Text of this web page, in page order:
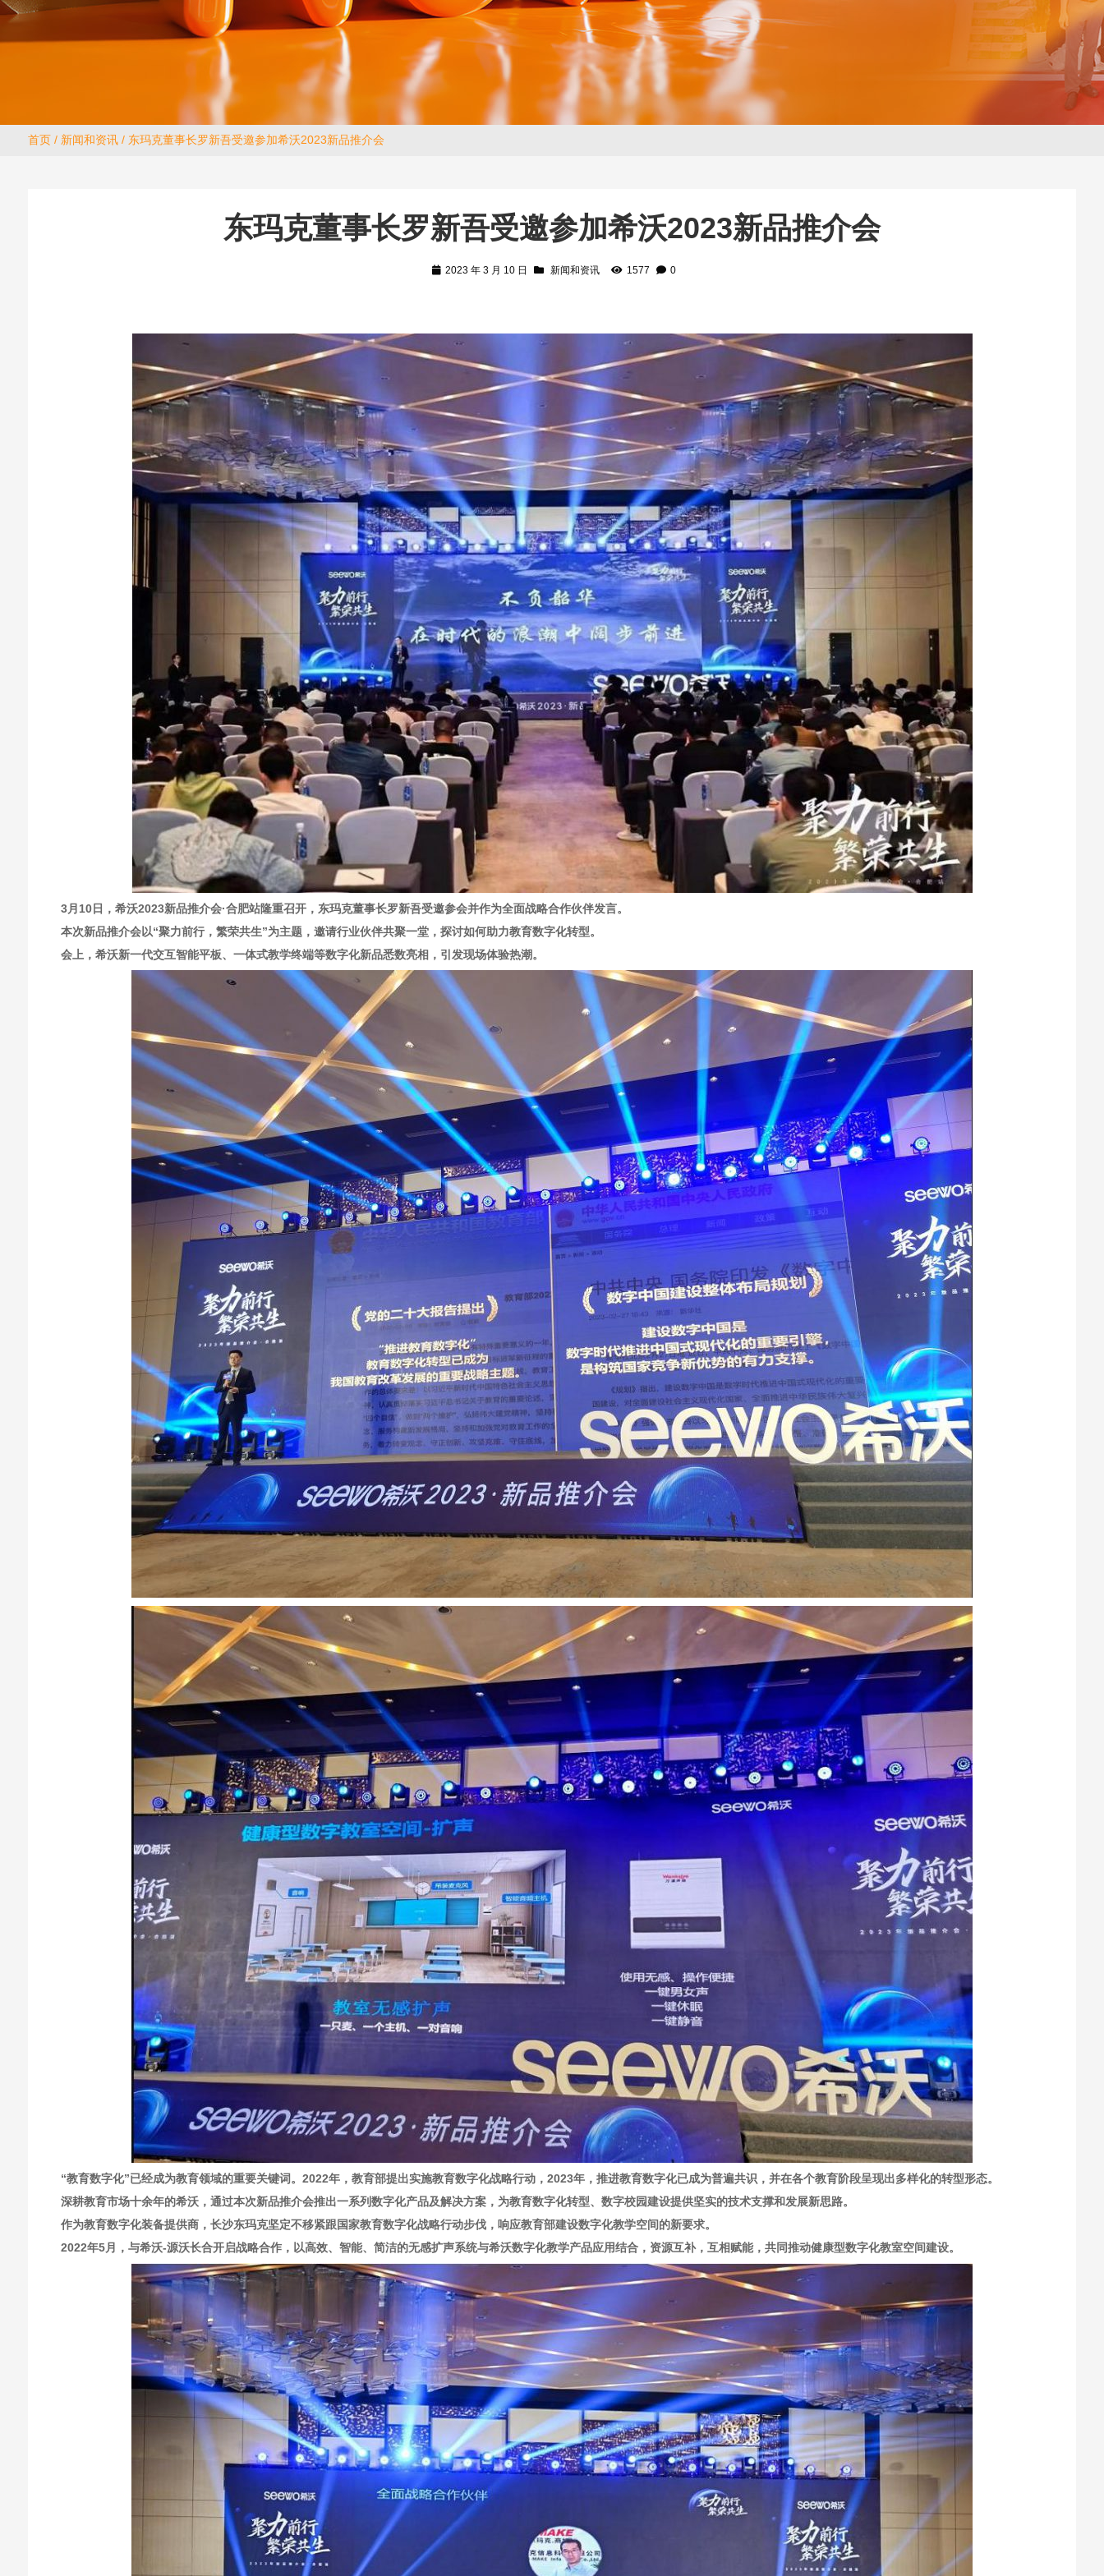
首页/ 新闻和资讯/ 东玛克董事长罗新吾受邀参加希沃2023新品推介会
东玛克董事长罗新吾受邀参加希沃2023新品推介会
2023 年 3 月 10 日 新闻和资讯 1577 0
3月10日，希沃2023新品推介会·合肥站隆重召开，东玛克董事长罗新吾受邀参会并作为全面战略合作伙伴发言。
本次新品推介会以“聚力前行，繁荣共生”为主题，邀请行业伙伴共聚一堂，探讨如何助力教育数字化转型。
会上，希沃新一代交互智能平板、一体式教学终端等数字化新品悉数亮相，引发现场体验热潮。
“教育数字化”已经成为教育领域的重要关键词。2022年，教育部提出实施教育数字化战略行动，2023年，推进教育数字化已成为普遍共识，并在各个教育阶段呈现出多样化的转型形态。
深耕教育市场十余年的希沃，通过本次新品推介会推出一系列数字化产品及解决方案，为教育数字化转型、数字校园建设提供坚实的技术支撑和发展新思路。
作为教育数字化装备提供商，长沙东玛克坚定不移紧跟国家教育数字化战略行动步伐，响应教育部建设数字化教学空间的新要求。
2022年5月，与希沃-源沃长合开启战略合作，以高效、智能、简洁的无感扩声系统与希沃数字化教学产品应用结合，资源互补，互相赋能，共同推动健康型数字化教室空间建设。